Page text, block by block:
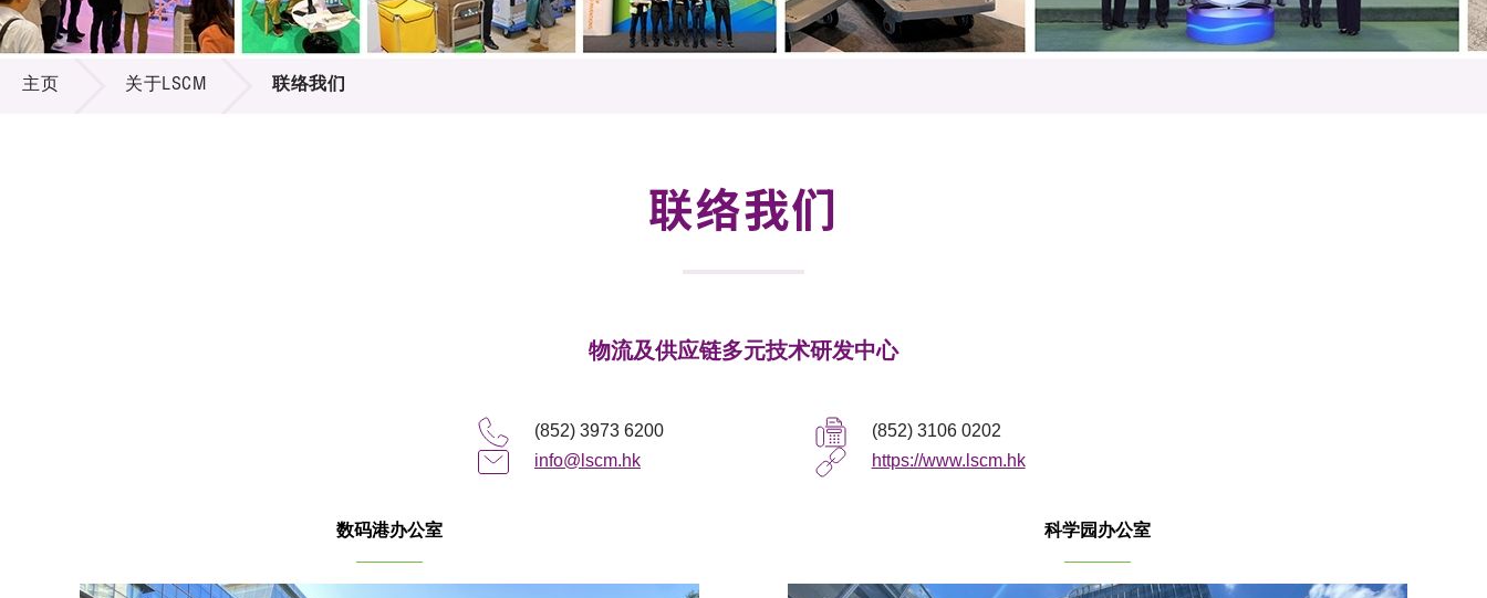
招标通告
征求研发项目计划书
资讯中心
关于LSCM
主页 关于LSCM 联络我们
联络我们
物流及供应链多元技术研发中心
(852) 3973 6200
(852) 3106 0202
info@lscm.hk
https://www.lscm.hk
数码港办公室 科学园办公室